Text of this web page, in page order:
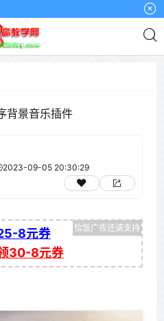
背景音乐插件
2023-09-05 20:30:29
8元券
30-8元券